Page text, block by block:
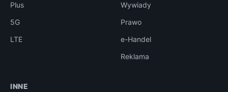
Plus
5G
LTE
Wywiady
Prawo
e-Handel
Reklama
INNE